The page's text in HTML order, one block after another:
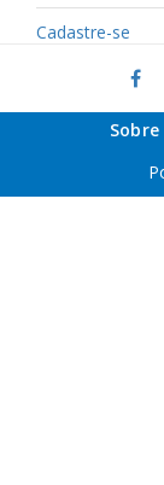
Cadastre-se
Sobre